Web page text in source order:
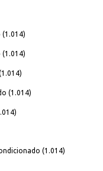
(1.014)
(1.014)
(1.014)
(1.014)